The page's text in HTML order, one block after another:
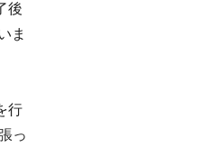
後
ま
行
っ